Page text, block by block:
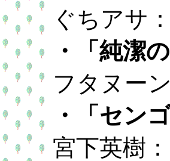
ぐちアサ
・「純潔
フタヌー
・「セン
宮下英樹